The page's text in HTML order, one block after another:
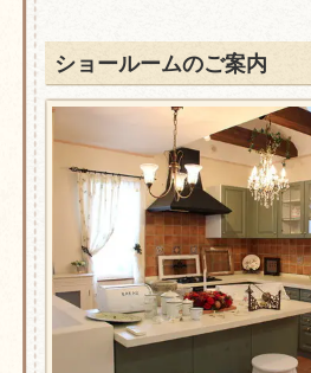
ショールームのご案内